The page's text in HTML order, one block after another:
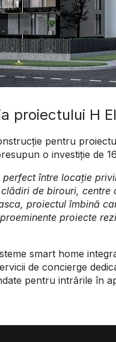
proiectului H
pentru
o investiție de
între locație
de birouri,
proiectul îmbină
proiecte
smart home
de concierge
pentru intrările în